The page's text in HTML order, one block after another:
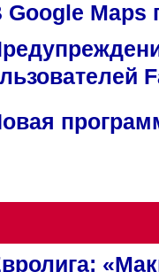
Google Maps